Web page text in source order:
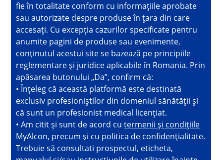
fie în totalitate conform cu informațiile aprobate
sau autorizate despre produse în țara din care
accesați. Cu excepția cazurilor specificate pentru
anumite pagini de produse sau evenimente,
conținutul acestui site se bazează pe principiile
reglementare și juridice aplicabile în Romania. Prin
apăsarea butonului „Da”, confirm că:
• Înțeleg că această platformă este destinată
exclusiv profesioniștilor din domeniul sănătății și
că sunt un profesionist medical licențiat.
• Am citit și sunt de acord cutermenii și condițiile
MyAlcon, precum și cu politica de confidențialitate.
Trebuie să consultati prospectul, eticheta,